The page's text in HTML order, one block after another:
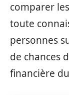
comparer
toute
personnes
de chances
financière